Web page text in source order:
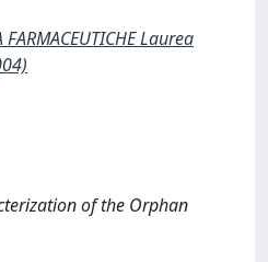
Laurea
of the Orphan